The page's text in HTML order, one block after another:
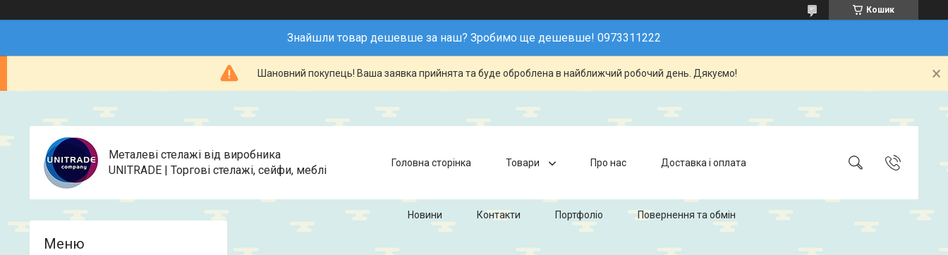
Кошик
Знайшли товар дешевше за наш? Зробимо ще дешевше! 0973311222
Шановний покупець! Ваша заявка прийнята та буде оброблена в найближчий робочий день. Дякуємо!
Металеві стелажі від виробника
UNITRADE | Торгові стелажі, сейфи, меблі
Головна сторінка Товари Про нас Доставка і оплата
Новини Контакти Портфоліо Повернення та обмін